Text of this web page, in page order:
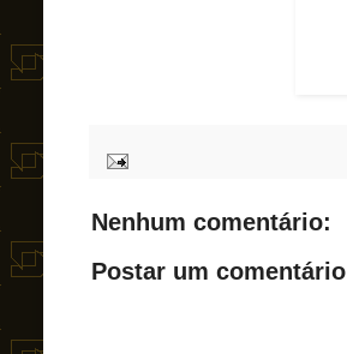
Nenhum comentário:
Postar um comentário